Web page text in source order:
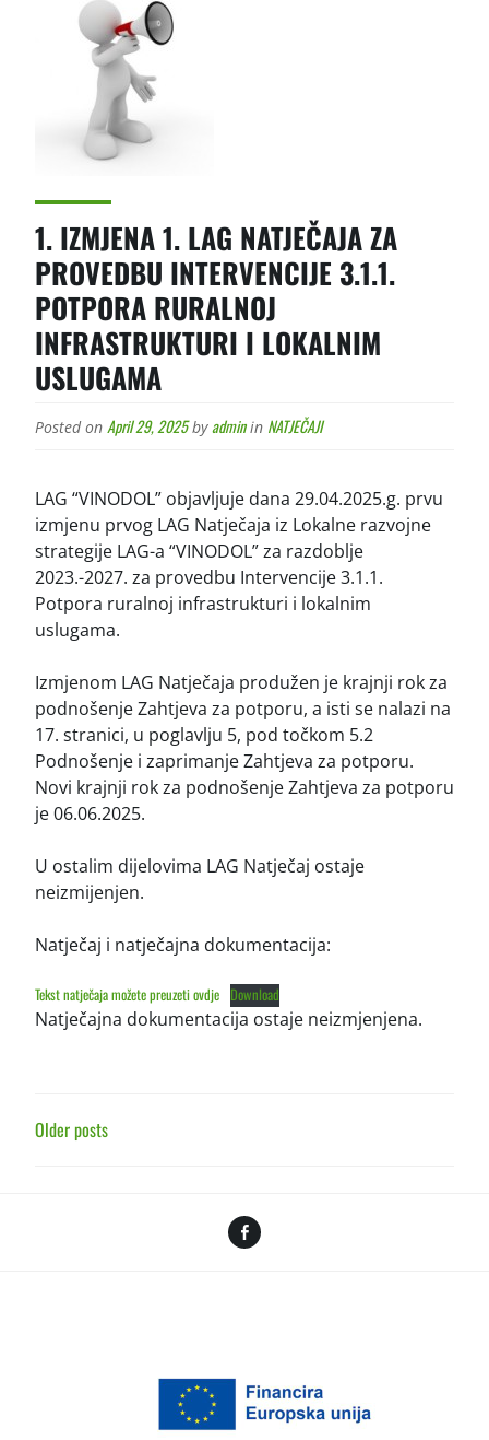
1. IZMJENA 1. LAG NATJEČAJA ZA
PROVEDBU INTERVENCIJE 3.1.1.
POTPORA RURALNOJ
INFRASTRUKTURI I LOKALNIM
USLUGAMA
Posted on April 29, 2025 by admin in NATJEČAJI
LAG “VINODOL” objavljuje dana 29.04.2025.g. prvu
izmjenu prvog LAG Natječaja iz Lokalne razvojne
strategije LAG-a “VINODOL” za razdoblje
2023.-2027. za provedbu Intervencije 3.1.1.
Potpora ruralnoj infrastrukturi i lokalnim
uslugama.
Izmjenom LAG Natječaja produžen je krajnji rok za
podnošenje Zahtjeva za potporu, a isti se nalazi na
17. stranici, u poglavlju 5, pod točkom 5.2
Podnošenje i zaprimanje Zahtjeva za potporu.
Novi krajnji rok za podnošenje Zahtjeva za potporu
je 06.06.2025.
U ostalim dijelovima LAG Natječaj ostaje
neizmijenjen.
Natječaj i natječajna dokumentacija:
Tekst natječaja možete preuzeti ovdje Download
Natječajna dokumentacija ostaje neizmjenjena.
POSTS
Older posts